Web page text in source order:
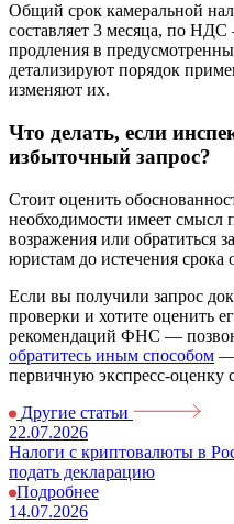
Общий срок камеральной
составляет 3 месяца, по
продления в
детализируют порядок
изменяют их.
Что делать, если
избыточный запрос?
Стоит оценить
необходимости имеет смысл
возражения или обратиться
юристам до истечения срока
Если вы получили запрос
проверки и хотите оценить
рекомендаций ФНС —
обратитесь иным способом —
первичную экспресс-оценку
Другие статьи
22.07.2026
Налоги с криптовалюты в
подать декларацию
Подробнее
14.07.2026